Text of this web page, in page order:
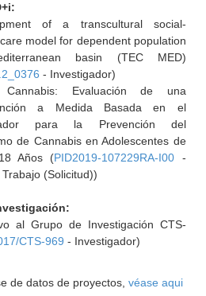
of a transcultural social-
model for dependent population
basin (TEC MED)
- Investigador)
Cannabis: Evaluación de una
a Medida Basada en el
para la Prevención del
de Cannabis en Adolescentes de
Años (PID2019-107229RA-I00 -
Trabajo (Solicitud))
al Grupo de Investigación CTS-
CTS-969 - Investigador)
de datos de proyectos, véase aqui